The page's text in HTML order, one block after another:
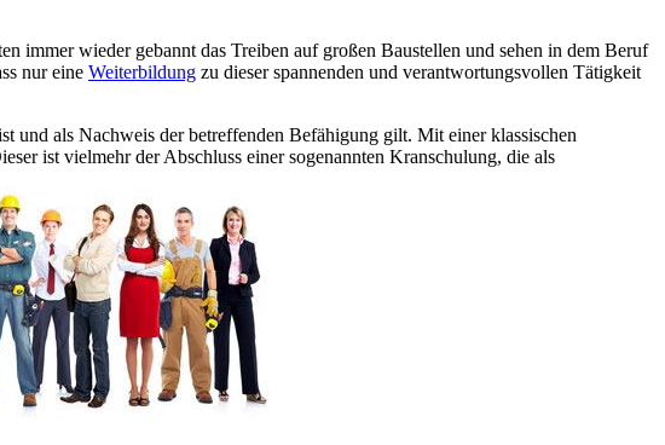
immer wieder gebannt das Treiben auf großen Baustellen und sehen in dem Beruf
nur eine Weiterbildung zu dieser spannenden und verantwortungsvollen Tätigkeit
und als Nachweis der betreffenden Befähigung gilt. Mit einer klassischen
ist vielmehr der Abschluss einer sogenannten Kranschulung, die als